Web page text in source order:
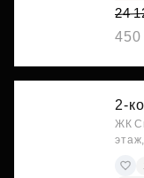
24
450
2-
ЖК